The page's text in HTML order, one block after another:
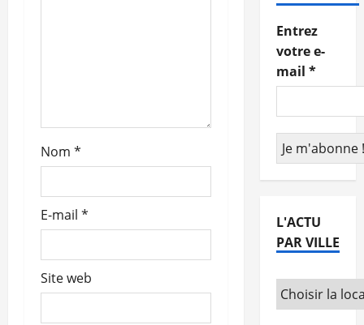
t
i
c
l
e
Nom *
E-mail *
Site web
Entrez
votre e-
mail *
L'ACTU
PAR VILLE